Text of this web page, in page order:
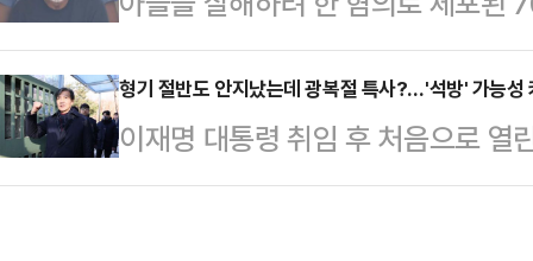
는 당원과 차기 대권주자로 장동혁
신을 위해 …
진 이른바 '손흥민 우산 논란'과 그
이번 논란은 지난 3일 서울월드컵
선경기를 마친 손흥민이 빗속에서
터뷰 모습과…
되자 해당 사건이 현지에서 큰 주
면 일본 지바현 후나바시시에 거주
하려고 한 혐의(살인미수)로 경찰
주택에서 일어났다. 경찰 조사에
형기 절반도 안지났는데 광복절 특사?…'석방' 가능
이재명 대통령 취임 후 처음으로 열
광복절 특별사면 명단에 조국혁신